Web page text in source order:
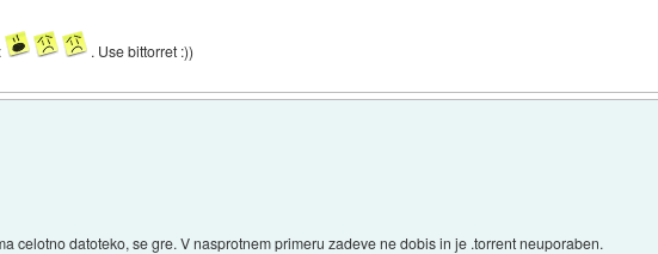
. Use bittorret :))
celotno datoteko, se gre. V nasprotnem primeru zadeve ne dobis in je .torrent neuporaben.